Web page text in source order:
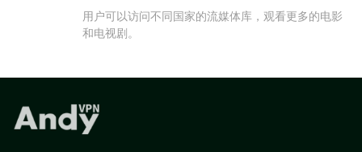
用户可以访问不同国家的流媒体库，观看更多的电影
和电视剧。